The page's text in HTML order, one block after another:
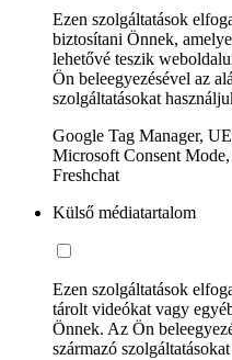
Ezen szolgáltatások
biztosítani Önnek,
lehetővé teszik
Ön beleegyezésével az
szolgáltatásokat
Google Tag Manager,
Microsoft Consent
Freshchat
Külső médiatartalom
Ezen szolgáltatások
tárolt videókat vagy
Önnek. Az Ön
származó